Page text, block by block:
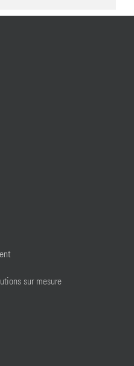
sur mesure